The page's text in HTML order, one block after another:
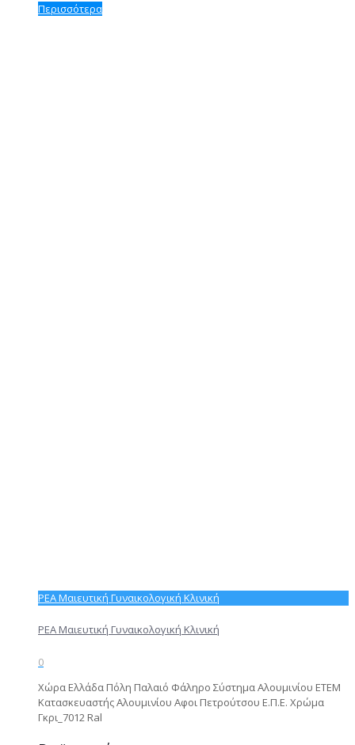
Περισσότερα
ΡΕΑ Μαιευτική Γυναικολογική Κλινική
ΡΕΑ Μαιευτική Γυναικολογική Κλινική
0
Χώρα Ελλάδα Πόλη Παλαιό Φάληρο Σύστημα Αλουμινίου ΕΤΕΜ
Κατασκευαστής Αλουμινίου Αφοι Πετρούτσου Ε.Π.Ε. Χρώμα
Γκρι_7012 Ral